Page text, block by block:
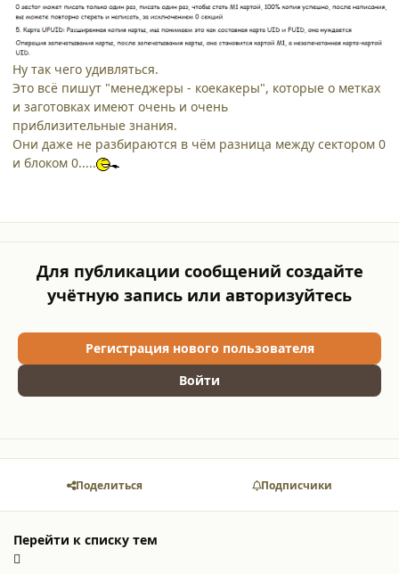
Ну так чего удивляться.
Это всё пишут "менеджеры - коекакеры", которые о метках
и заготовках имеют очень и очень
приблизительные знания.
Они даже не разбираются в чём разница между сектором 0
и блоком 0.....
Для публикации сообщений создайте
учётную запись или авторизуйтесь
Регистрация нового пользователя
Войти
Поделиться Подписчики
Перейти к списку тем